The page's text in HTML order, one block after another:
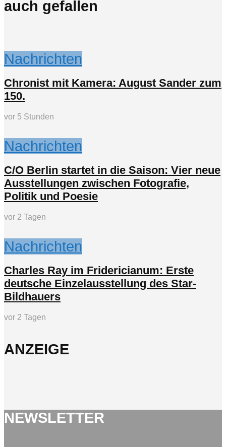
auch gefallen
Nachrichten
Chronist mit Kamera: August Sander zum
150.
vor 5 Stunden
Nachrichten
C/O Berlin startet in die Saison: Vier neue
Ausstellungen zwischen Fotografie,
Politik und Poesie
vor 2 Tagen
Nachrichten
Charles Ray im Fridericianum: Erste
deutsche Einzelausstellung des Star-
Bildhauers
vor 2 Tagen
ANZEIGE
NEWSLETTER